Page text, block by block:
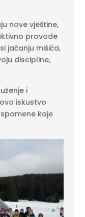
nove vještine,
provode
jačanju mišića,
discipline,
i
iskustvo
koje